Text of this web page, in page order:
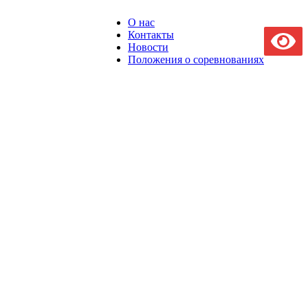
О нас
Контакты
Новости
Положения о соревнованиях